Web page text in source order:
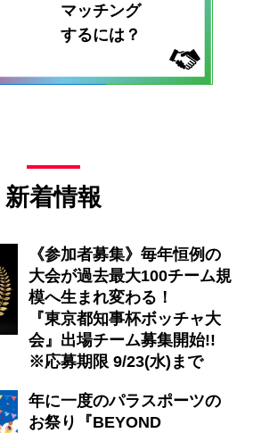
マッチング
するには？
新着情報
《参加者募集》毎年恒例の
大会が過去最大100チーム規
模へ生まれ変わる！
『東京都知事杯ボッチャ大
会』出場チーム募集開始!!
※応募期限 9/23(水)まで
年に一度のパラスポーツの
お祭り『BEYOND